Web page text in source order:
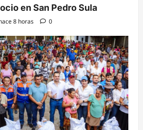
en San Pedro Sula
8 horas 0